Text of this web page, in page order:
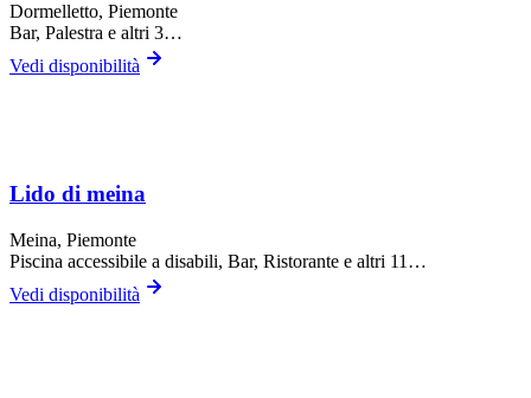
Dormelletto, Piemonte
Bar, Palestra e altri 3…
Vedi disponibilità
Lido di meina
Meina, Piemonte
Piscina accessibile a disabili, Bar, Ristorante e altri 11…
Vedi disponibilità